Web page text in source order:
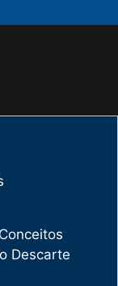
Descarte